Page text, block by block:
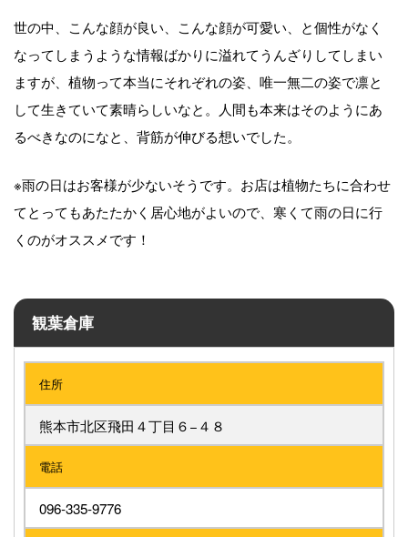
世の中、こんな顔が良い、こんな顔が可愛い、と個性がなく
なってしまうような情報ばかりに溢れてうんざりしてしまい
ますが、植物って本当にそれぞれの姿、唯一無二の姿で凛と
して生きていて素晴らしいなと。人間も本来はそのようにあ
るべきなのになと、背筋が伸びる想いでした。
※雨の日はお客様が少ないそうです。お店は植物たちに合わせ
てとってもあたたかく居心地がよいので、寒くて雨の日に行
くのがオススメです！
観葉倉庫
住所
熊本市北区飛田４丁目６−４８
電話
096‐335‐9776